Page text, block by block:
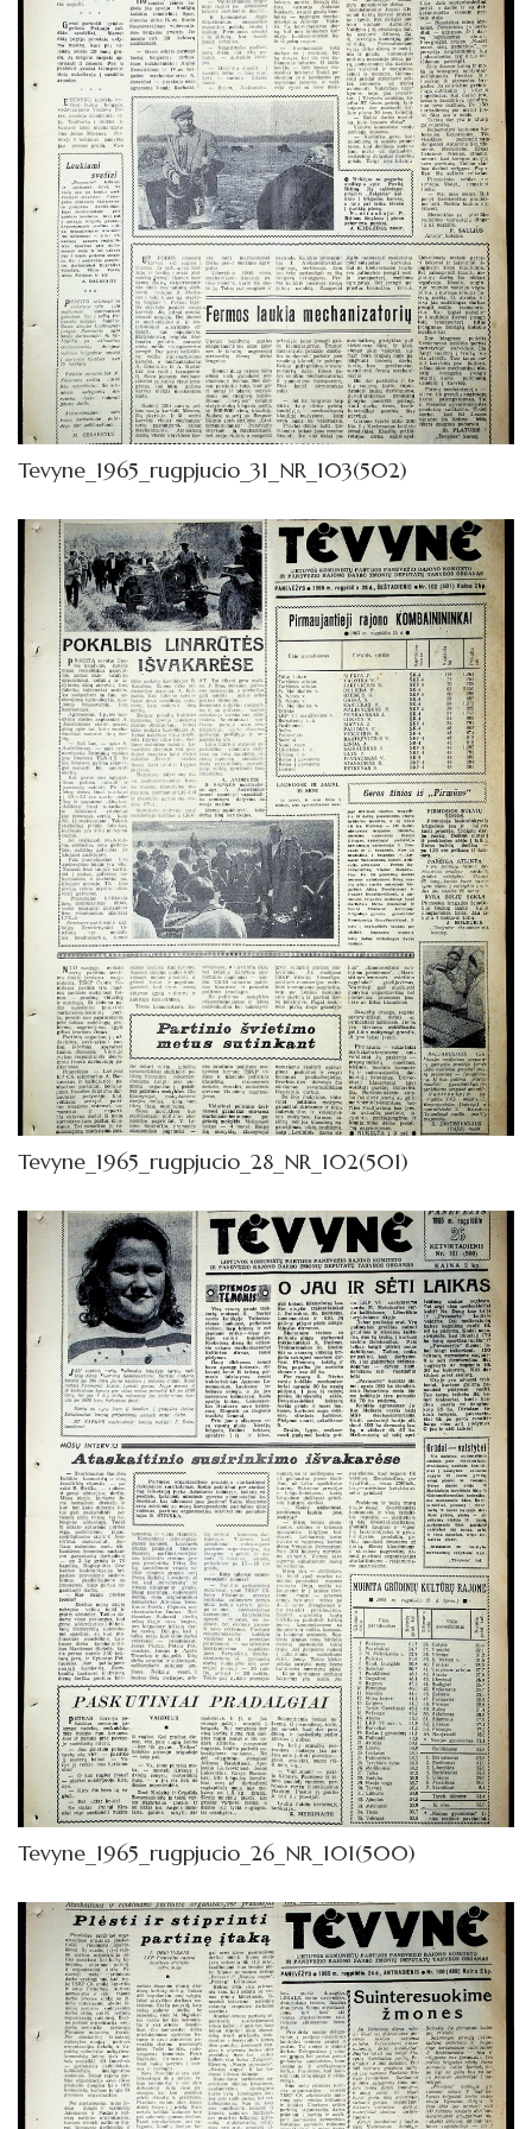
1972
1971
1970
1969
1968
1967
1966
1965
Sausis
Vasaris
Balandis
Gegužė
Birželis
Liepa
Rugpjūtis
Rugsėjis
Spalis
Lapkritis
Gruodis
1964
1963
1962
Knygos
Tevyne_1965_rugpjucio_31_NR_103(502)
Tevyne_1965_rugpjucio_28_NR_102(501)
Tevyne_1965_rugpjucio_26_NR_101(500)